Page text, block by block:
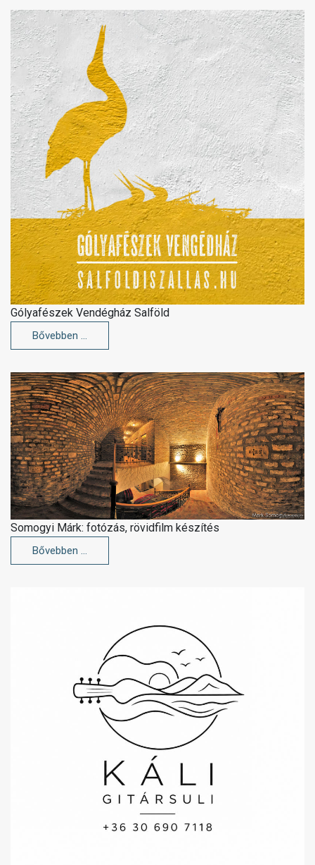
Gólyafészek Vendégház Salföld
Bővebben …
Somogyi Márk: fotózás, rövidfilm készítés
Bővebben …